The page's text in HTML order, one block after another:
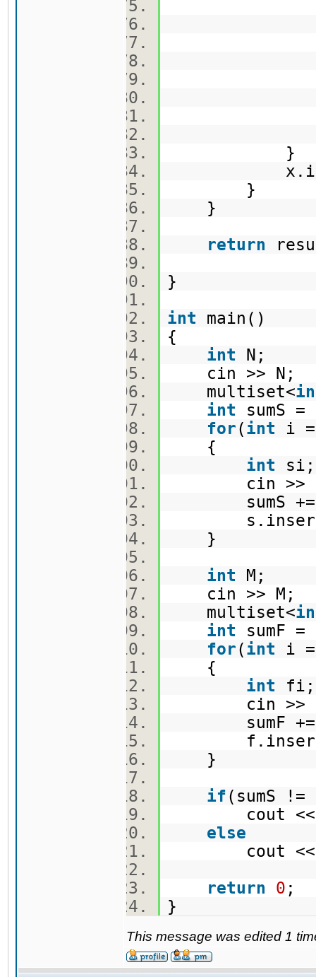
}
}
}
return
}
int main()
{
int N;
cin >> N;
multiset<
int sumS =
for(int i
{
int
cin >>
sumS
}
int M;
cin >> M;
multiset<
int sumF =
for(int i
{
int
cin
sumF
}
if(sumS
cout <<
else
cout <<
return
0 ;
}
This message was edited 1